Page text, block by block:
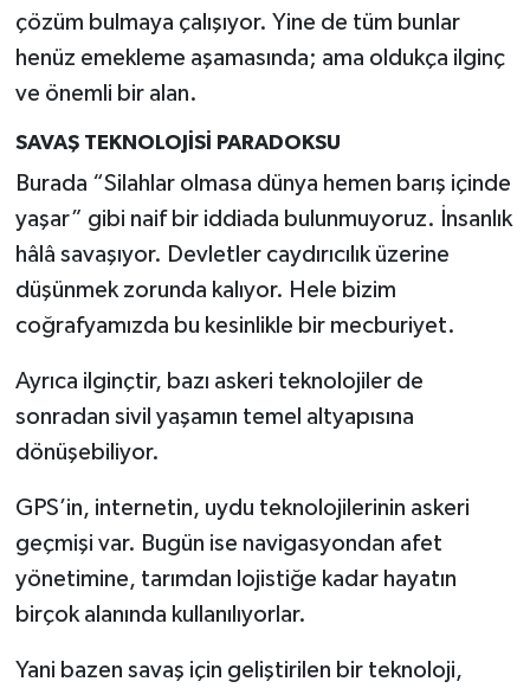
çözüm bulmaya çalışıyor. Yine de tüm bunlar
henüz emekleme aşamasında; ama oldukça ilginç
ve önemli bir alan.
SAVAŞ TEKNOLOJİSİ PARADOKSU
Burada “Silahlar olmasa dünya hemen barış içinde
yaşar” gibi naif bir iddiada bulunmuyoruz. İnsanlık
hâlâ savaşıyor. Devletler caydırıcılık üzerine
düşünmek zorunda kalıyor. Hele bizim
coğrafyamızda bu kesinlikle bir mecburiyet.
Ayrıca ilginçtir, bazı askeri teknolojiler de
sonradan sivil yaşamın temel altyapısına
dönüşebiliyor.
GPS’in, internetin, uydu teknolojilerinin askeri
geçmişi var. Bugün ise navigasyondan afet
yönetimine, tarımdan lojistiğe kadar hayatın
birçok alanında kullanılıyorlar.
Yani bazen savaş için geliştirilen bir teknoloji,